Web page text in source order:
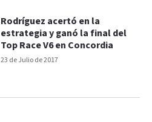
23 de Julio de 2017
Rodríguez acertó en la
estrategia y ganó la final del
Top Race V6 en Concordia